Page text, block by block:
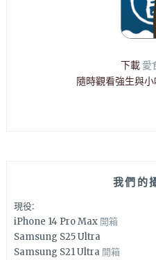
下載 愛
隨時觀看強生與
我們的
現役:
iPhone 14 Pro Max 開箱
Samsung S25 Ultra
Samsung S21 Ultra 開箱